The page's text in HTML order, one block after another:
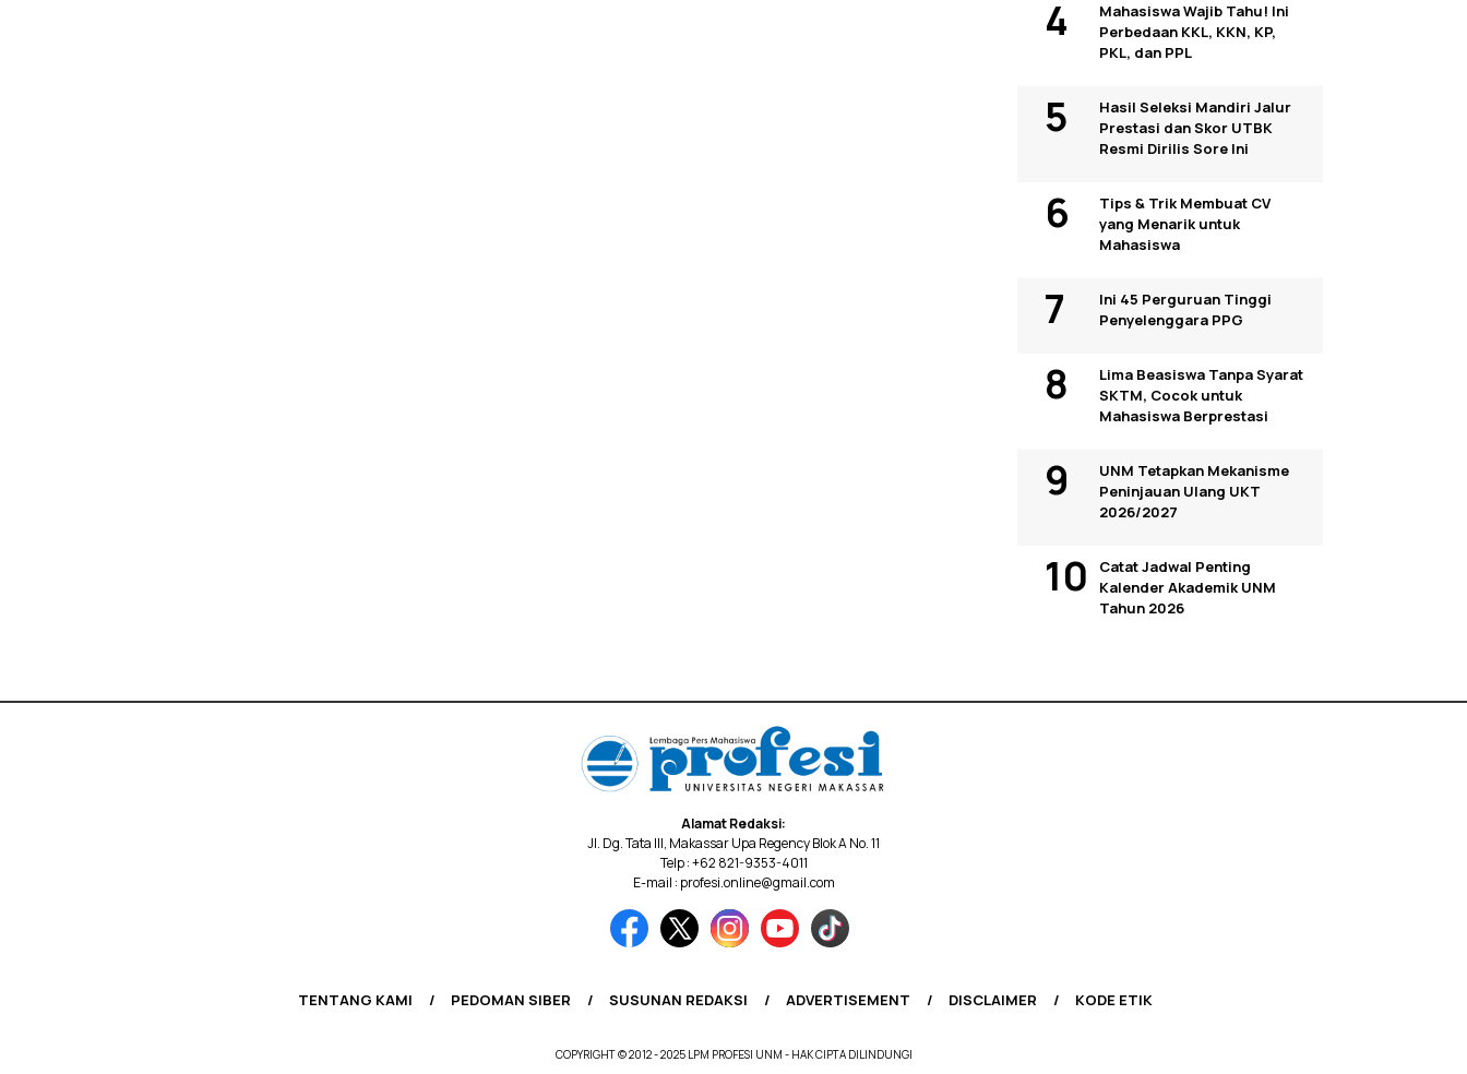
Mahasiswa Wajib Tahu! Ini
Perbedaan KKL, KKN, KP,
PKL, dan PPL
Hasil Seleksi Mandiri Jalur
Prestasi dan Skor UTBK
Resmi Dirilis Sore Ini
Tips & Trik Membuat CV
yang Menarik untuk
Mahasiswa
Ini 45 Perguruan Tinggi
Penyelenggara PPG
Lima Beasiswa Tanpa Syarat
SKTM, Cocok untuk
Mahasiswa Berprestasi
UNM Tetapkan Mekanisme
Peninjauan Ulang UKT
2026/2027
Catat Jadwal Penting
Kalender Akademik UNM
Tahun 2026
Alamat Redaksi:
Jl. Dg. Tata III, Makassar Upa Regency Blok A No. 11
Telp : +62 821-9353-4011
E-mail : profesi.online@gmail.com
TENTANG KAMI PEDOMAN SIBER SUSUNAN REDAKSI ADVERTISEMENT DISCLAIMER KODE ETIK
COPYRIGHT © 2012 - 2025 LPM PROFESI UNM - HAK CIPTA DILINDUNGI